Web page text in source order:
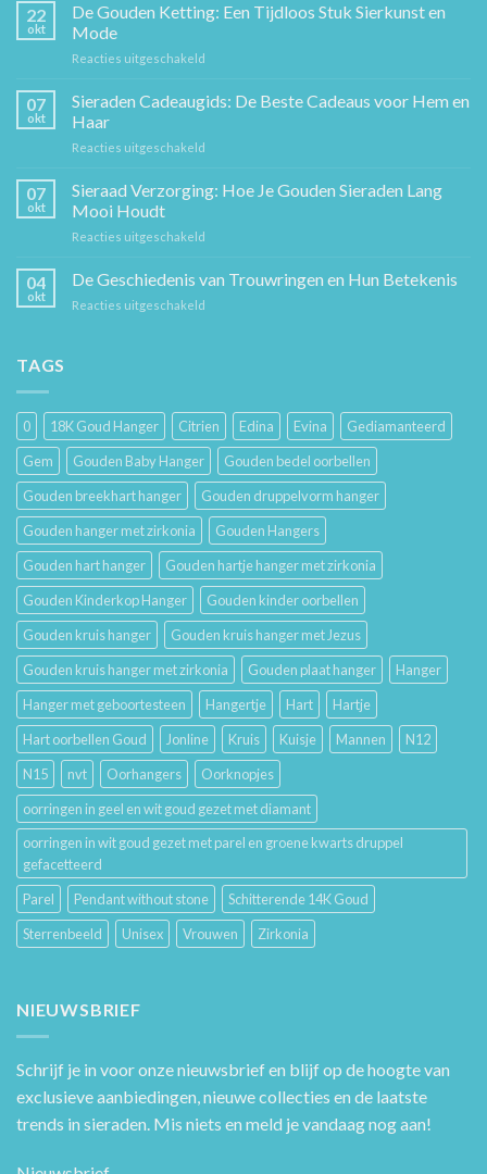
22
okt
De Gouden Ketting: Een Tijdloos Stuk Sierkunst en
Mode
Reacties uitgeschakeld
Gouden
Sierkunst
07
okt
Sieraden Cadeaugids: De Beste Cadeaus voor Hem en
Haar
Reacties uitgeschakeld
Cadeaugids:
De
Hem
07
okt
Sieraad Verzorging: Hoe Je Gouden Sieraden Lang
Mooi Houdt
Reacties uitgeschakeld
Verzorging:
04
okt
De Geschiedenis van Trouwringen en Hun Betekenis
Reacties uitgeschakeld
Hun
Betekenis
TAGS
0 18K Goud Hanger Citrien Edina Evina
Gediamanteerd
Gem
Gouden Baby Hanger
Gouden bedel oorbellen
Gouden breekhart hanger
Gouden druppelvorm hanger
Gouden hanger met zirkonia
Gouden Hangers
Gouden hart hanger
Gouden hartje hanger met zirkonia
Gouden Kinderkop Hanger
Gouden kinder oorbellen
Gouden kruis hanger
Gouden kruis hanger met Jezus
Gouden kruis hanger met zirkonia
Gouden plaat hanger
Hanger
Hanger met geboortesteen
Hangertje Hart
Hartje
Hart oorbellen Goud
Jonline Kruis Kuisje Mannen
N12
N15
nvt Oorhangers
Oorknopjes
oorringen in geel en wit goud gezet met diamant
oorringen in wit goud gezet met parel en groene kwarts druppel
gefacetteerd
Parel
Pendant without stone
Schitterende 14K Goud
Sterrenbeeld
Unisex Vrouwen Zirkonia
NIEUWSBRIEF
Schrijf je in voor onze nieuwsbrief en blijf op de hoogte van
exclusieve aanbiedingen, nieuwe collecties en de laatste
trends in sieraden. Mis niets en meld je vandaag nog aan!